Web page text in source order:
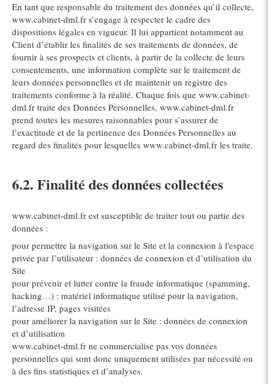
En tant que responsable du traitement des données qu’il collecte,
www.cabinet-dml.fr s’engage à respecter le cadre des
dispositions légales en vigueur. Il lui appartient notamment au
Client d’établir les finalités de ses traitements de données, de
fournir à ses prospects et clients, à partir de la collecte de leurs
consentements, une information complète sur le traitement de
leurs données personnelles et de maintenir un registre des
traitements conforme à la réalité. Chaque fois que www.cabinet-
dml.fr traite des Données Personnelles, www.cabinet-dml.fr
prend toutes les mesures raisonnables pour s’assurer de
l’exactitude et de la pertinence des Données Personnelles au
regard des finalités pour lesquelles www.cabinet-dml.fr les traite.
6.2. Finalité des données collectées
www.cabinet-dml.fr est susceptible de traiter tout ou partie des
données :
pour permettre la navigation sur le Site et la connexion à l'espace
privée par l’utilisateur : données de connexion et d’utilisation du
Site
pour prévenir et lutter contre la fraude informatique (spamming,
hacking…) : matériel informatique utilisé pour la navigation,
l’adresse IP, pages visitées
pour améliorer la navigation sur le Site : données de connexion
et d’utilisation
www.cabinet-dml.fr ne commercialise pas vos données
personnelles qui sont donc uniquement utilisées par nécessité ou
à des fins statistiques et d’analyses.